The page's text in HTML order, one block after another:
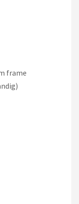
frame